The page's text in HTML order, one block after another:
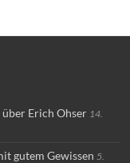
über Erich Ohser 14.
gutem Gewissen 5.